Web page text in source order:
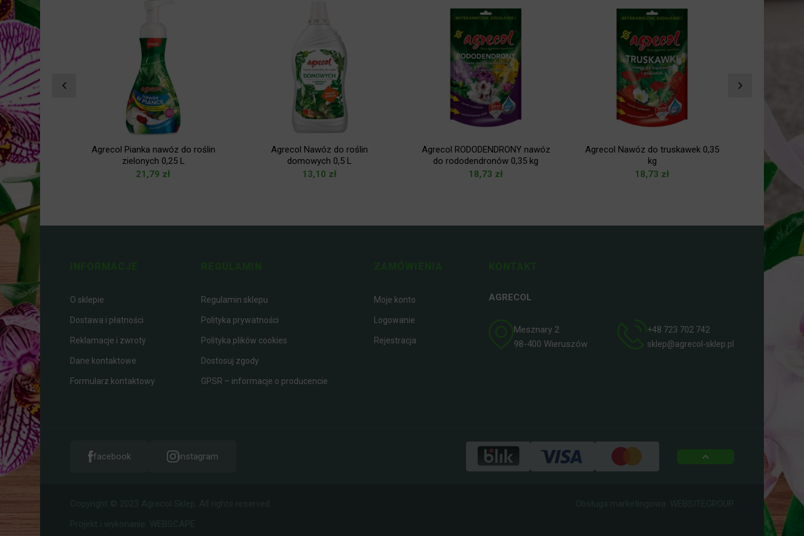
roślin
1 L
Agrecol Pianka nawóz do roślin
zielonych 0,25 L
21,79 zł
Agrecol Nawóz do roślin
domowych 0,5 L
13,10 zł
Agrecol RODODENDRONY nawóz
do rododendronów 0,35 kg
18,73 zł
Agrecol Nawóz do truskawek 0,35
kg
18,73 zł
O sklepie
Dostawa i płatności
Reklamacje i zwroty
Dane kontaktowe
Formularz kontaktowy
Regulamin sklepu
Polityka prywatności
Polityka plików cookies
Dostosuj zgody
GPSR – informacje o producencie
Moje konto
Logowanie
Rejestracja
AGRECOL
Mesznary 2
98-400 Wieruszów
+48 723 702 742
sklep@agrecol-sklep.pl
facebook instagram